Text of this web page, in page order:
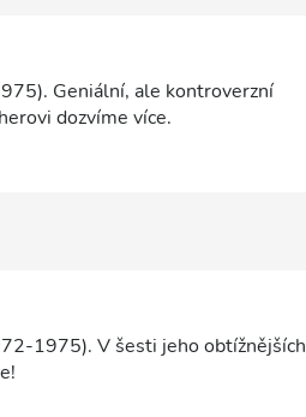
Geniální, ale kontroverzní
dozvíme více.
1975). V šesti jeho obtížnějších